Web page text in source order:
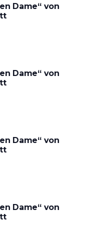
Dame“ von
Dame“ von
Dame“ von
Dame“ von